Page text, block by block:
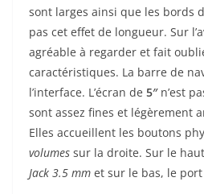
sont larges ainsi que les bords
pas cet effet de longueur. Sur
agréable à regarder et fait
caractéristiques. La barre de
l’interface. L’écran de 5″n’est
sont assez fines et légèrement
Elles accueillent les boutons
volumes sur la droite. Sur le
Jack 3.5 mm et sur le bas, le port